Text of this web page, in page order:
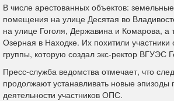
В числе арестованных объектов: земельные
помещения на улице Десятая во
на улице Гоголя, Державина и Комарова, а
Озерная в Находке. Их похитили участники
группы, которую создал экс-ректор ВГУЭС
Пресс-служба ведомства отмечает, что
продолжают устанавливать новые эпизоды
деятельности участников ОПС.